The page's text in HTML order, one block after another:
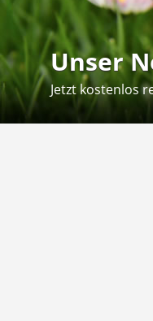
Unser
Jetzt kostenlos